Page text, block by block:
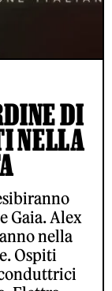
DI
NELLA
Gaia. Alex
nella
Ospiti